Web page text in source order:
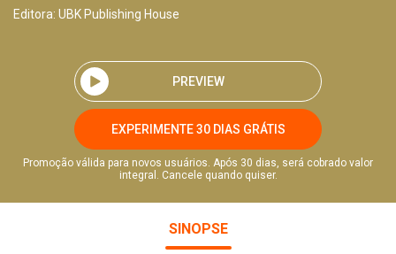
Editora: UBK Publishing House
PREVIEW
EXPERIMENTE 30 DIAS GRÁTIS
Promoção válida para novos usuários. Após 30 dias, será cobrado valor
integral. Cancele quando quiser.
SINOPSE